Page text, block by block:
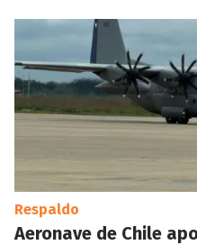
Respaldo
Aeronave de Chile